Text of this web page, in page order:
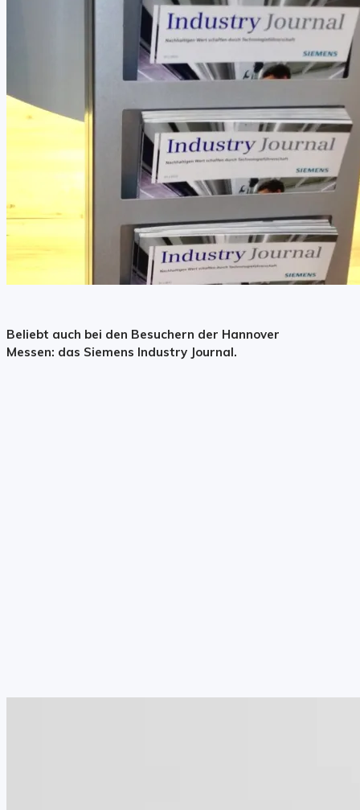
Beliebt auch bei den Besuchern der Hannover
Messen: das Siemens Industry Journal.